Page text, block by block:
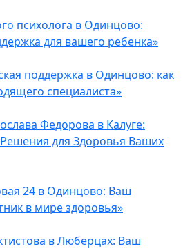
психолога в Одинцово:
для вашего ребенка»
поддержка в Одинцово: как
специалиста»
Федорова в Калуге:
для Здоровья Ваших
24 в Одинцово: Ваш
в мире здоровья»
в Люберцах: Ваш